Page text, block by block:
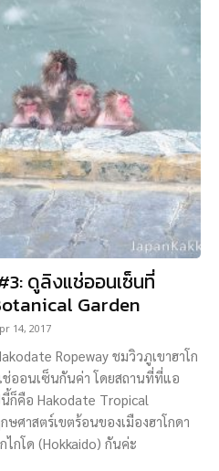
ดูลิงแช่ออนเซ็นที่
Garden
14, 2017
Ropeway ชมวิวภูเขาฮาโก
ช่ออนเซ็นกันค่า โดยสถานที่ที่แอ
ก็คือ Hakodate Tropical
ศาสตร์เขตร้อนของเมืองฮาโกดา
กโด (Hokkaido) กันค่ะ